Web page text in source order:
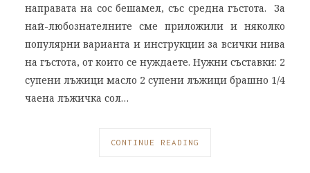
направата на сос бешамел, със средна гъстота. За
най-любознателните сме приложили и няколко
популярни варианта и инструкции за всички нива
на гъстота, от които се нуждаете. Нужни съставки: 2
супени лъжици масло 2 супени лъжици брашно 1/4
чаена лъжичка сол…
CONTINUE READING